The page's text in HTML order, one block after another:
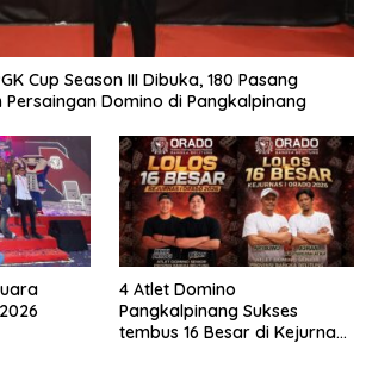
Cup Season III Dibuka, 180 Pasang
Persaingan Domino di Pangkalpinang
4 Atlet Domino
Pangkalpinang Sukses
tembus 16 Besar di Kejurnas